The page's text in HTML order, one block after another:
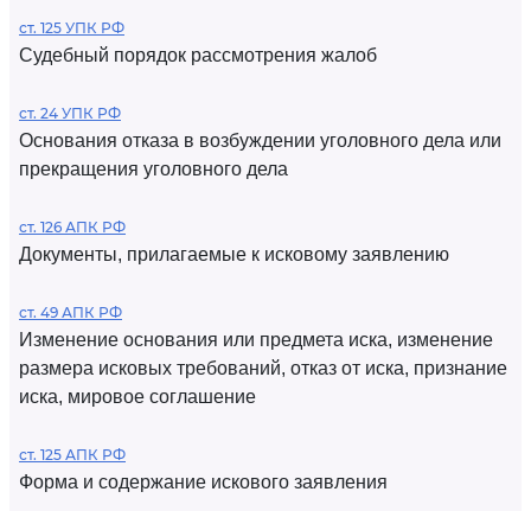
ст. 125 УПК РФ
Судебный порядок рассмотрения жалоб
ст. 24 УПК РФ
Основания отказа в возбуждении уголовного дела или
прекращения уголовного дела
ст. 126 АПК РФ
Документы, прилагаемые к исковому заявлению
ст. 49 АПК РФ
Изменение основания или предмета иска, изменение
размера исковых требований, отказ от иска, признание
иска, мировое соглашение
ст. 125 АПК РФ
Форма и содержание искового заявления